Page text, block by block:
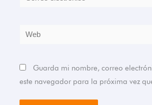
Web
Guarda mi nombre, correo
este navegador para la próxima vez